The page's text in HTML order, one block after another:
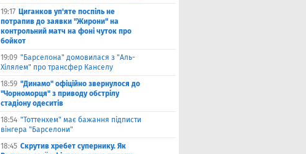
19:17 Циганков уп'яте поспіль не
потрапив до заявки "Жирони" на
контрольний матч на фоні чуток про
бойкот
19:09 "Барселона" домовилася з "Аль-
Хілялем" про трансфер Канселу
18:59 "Динамо" офіційно звернулося до
"Чорноморця" з приводу обстрілу
стадіону одеситів
18:54 "Тоттенхем" має бажання підписти
вінгера "Барселони"
18:45 Скрутив хребет супернику. Як